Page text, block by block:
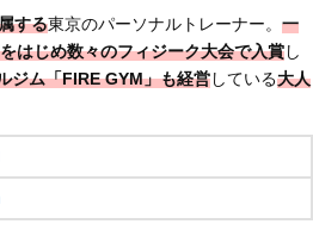
する東京のパーソナルトレーナー。 一
はじめ数々のフィジーク大会で入賞し
ジム「FIRE GYM」も経営している大人